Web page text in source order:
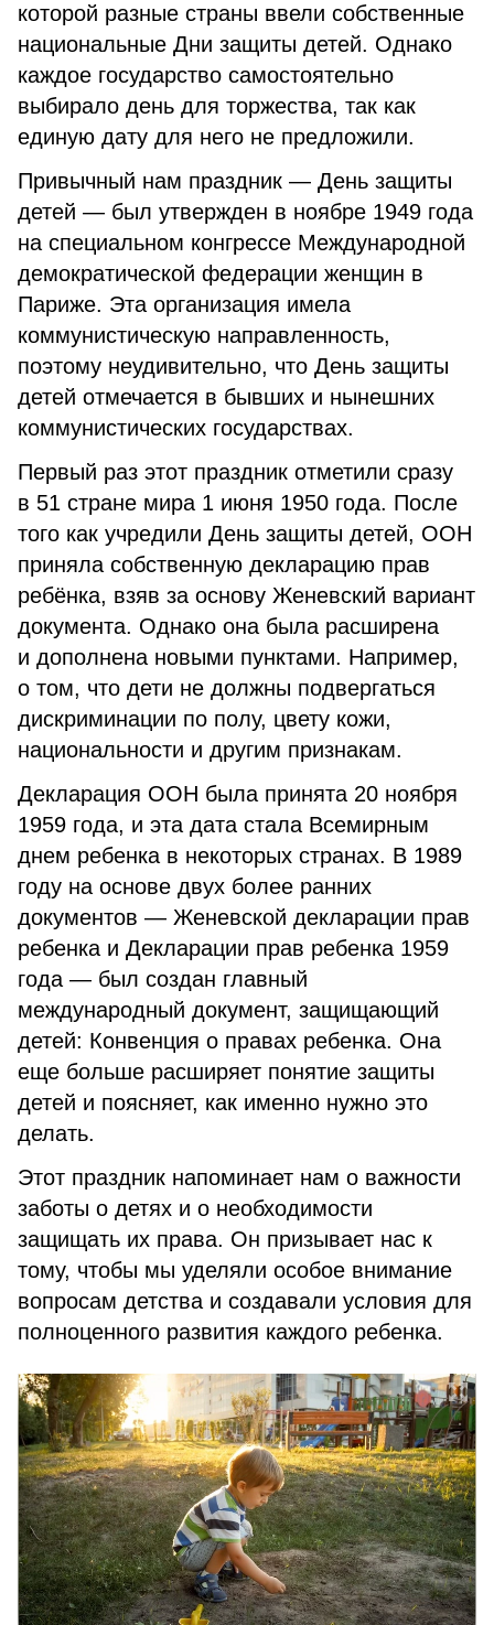
которой разные страны ввели собственные
национальные Дни защиты детей. Однако
каждое государство самостоятельно
выбирало день для торжества, так как
единую дату для него не предложили.
Привычный нам праздник — День защиты
детей — был утвержден в ноябре 1949 года
на специальном конгрессе Международной
демократической федерации женщин в
Париже. Эта организация имела
коммунистическую направленность,
поэтому неудивительно, что День защиты
детей отмечается в бывших и нынешних
коммунистических государствах.
Первый раз этот праздник отметили сразу
в 51 стране мира 1 июня 1950 года. После
того как учредили День защиты детей, ООН
приняла собственную декларацию прав
ребёнка, взяв за основу Женевский вариант
документа. Однако она была расширена
и дополнена новыми пунктами. Например,
о том, что дети не должны подвергаться
дискриминации по полу, цвету кожи,
национальности и другим признакам.
Декларация ООН была принята 20 ноября
1959 года, и эта дата стала Всемирным
днем ребенка в некоторых странах. В 1989
году на основе двух более ранних
документов — Женевской декларации прав
ребенка и Декларации прав ребенка 1959
года — был создан главный
международный документ, защищающий
детей: Конвенция о правах ребенка. Она
еще больше расширяет понятие защиты
детей и поясняет, как именно нужно это
делать.
Этот праздник напоминает нам о важности
заботы о детях и о необходимости
защищать их права. Он призывает нас к
тому, чтобы мы уделяли особое внимание
вопросам детства и создавали условия для
полноценного развития каждого ребенка.